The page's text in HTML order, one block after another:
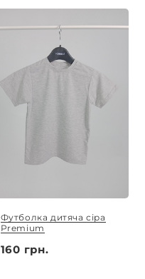
Футболка дитяча сіра
Premium
160 грн.